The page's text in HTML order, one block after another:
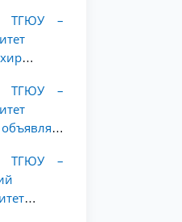
2-3
ТГЮУ –
для
ТГЮУ –
для
2–3
ТГЮУ –